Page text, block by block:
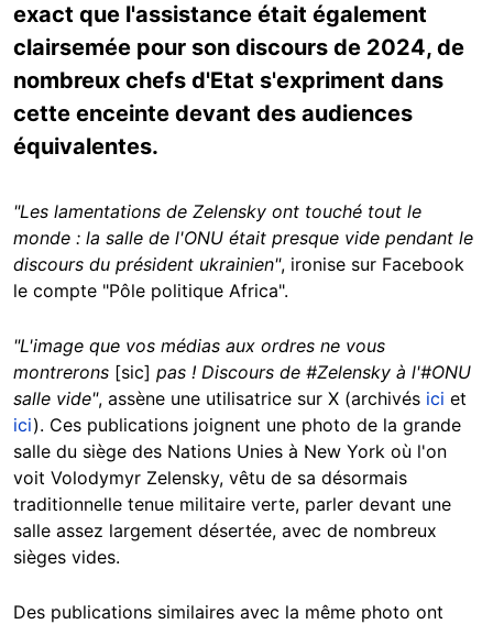
exact que l'assistance était également
clairsemée pour son discours de 2024, de
nombreux chefs d'Etat s'expriment dans
cette enceinte devant des audiences
équivalentes.
"Les lamentations de Zelensky ont touché tout le
monde : la salle de l'ONU était presque vide pendant le
discours du président ukrainien", ironise sur Facebook
le compte "Pôle politique Africa".
"L'image que vos médias aux ordres ne vous
montrerons [sic] pas ! Discours de #Zelensky à l'#ONU
salle vide", assène une utilisatrice sur X (archivés ici et
ici). Ces publications joignent une photo de la grande
salle du siège des Nations Unies à New York où l'on
voit Volodymyr Zelensky, vêtu de sa désormais
traditionnelle tenue militaire verte, parler devant une
salle assez largement désertée, avec de nombreux
sièges vides.
Des publications similaires avec la même photo ont